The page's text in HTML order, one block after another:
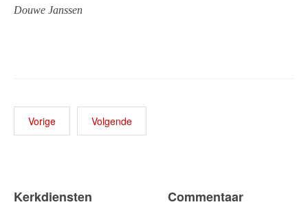
Douwe Janssen
Vorige Volgende
Kerkdiensten Commentaar